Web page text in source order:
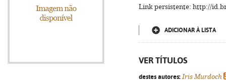
Link persistente: http://
ADICIONAR À LISTA
VER TÍTULOS
destes autores: Iris Murdoch